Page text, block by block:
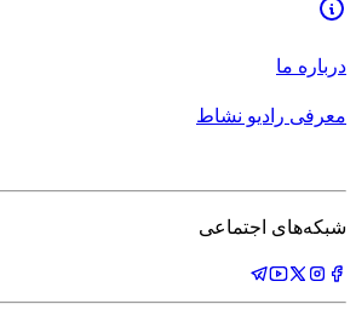
درباره ما
معرفی رادیو نشاط
شبکه‌های اجتماعی